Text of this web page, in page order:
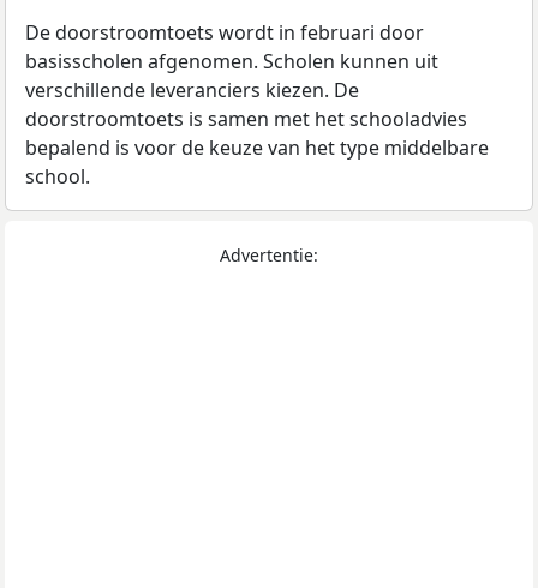
De doorstroomtoets wordt in februari door
basisscholen afgenomen. Scholen kunnen uit
verschillende leveranciers kiezen. De
doorstroomtoets is samen met het schooladvies
bepalend is voor de keuze van het type middelbare
school.
Advertentie: